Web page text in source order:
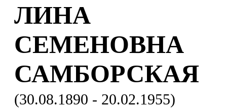
ЛИНА
СЕМЕНОВНА
САМБОРСКАЯ
(30.08.1890 - 20.02.1955)